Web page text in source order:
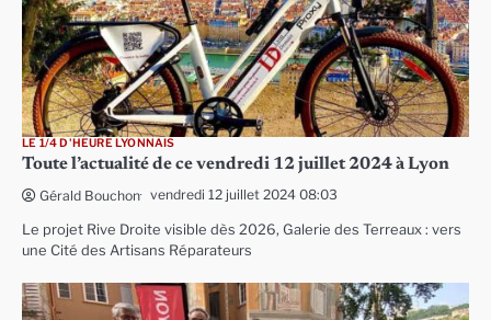
LE 1/4 D'HEURE LYONNAIS
Toute l’actualité de ce vendredi 12 juillet 2024 à Lyon
Gérald Bouchon vendredi 12 juillet 2024 08:03
Le projet Rive Droite visible dès 2026, Galerie des Terreaux : vers
une Cité des Artisans Réparateurs